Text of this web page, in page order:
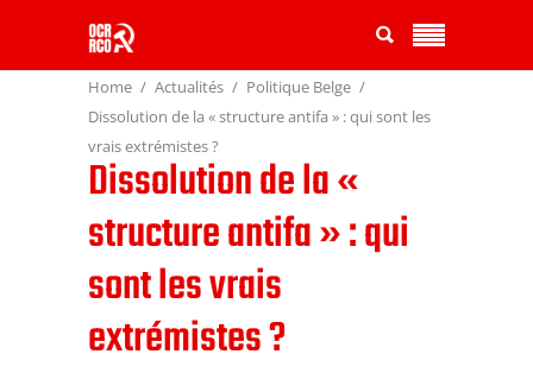
Home Actualités
Politique Belge
Dissolution de la « structure antifa » : qui sont les
vrais extrémistes ?
Dissolution de la «
structure antifa » : qui
sont les vrais
extrémistes ?